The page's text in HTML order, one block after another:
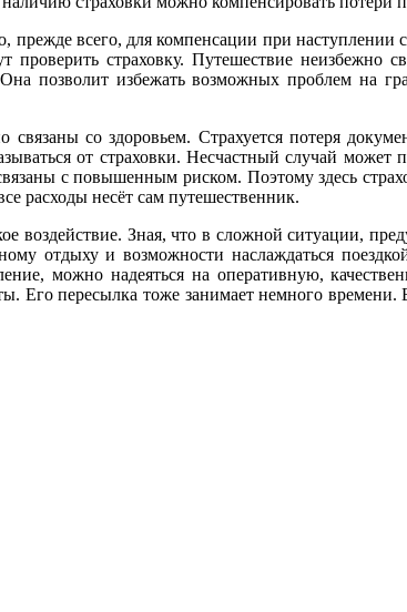
всего, для компенсации при наступлении
страховку. Путешествие неизбежно
позволит избежать возможных проблем на
со здоровьем. Страхуется потеря
от страховки. Несчастный случай может
с повышенным риском. Поэтому здесь
расходы несёт сам путешественник.
воздействие. Зная, что в сложной ситуации,
отдыху и возможности наслаждаться
можно надеяться на оперативную,
Его пересылка тоже занимает немного времени.